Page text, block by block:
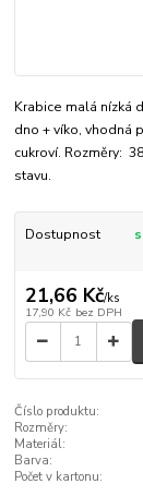
Krabice malá nízká
dno + víko, vhodná
cukroví. Rozměry:
Dostupnost
21,66 Kč/ks
17,90 Kč bez DPH
Číslo produktu:
Rozměry:
Materiál:
Barva:
Počet v kartonu: